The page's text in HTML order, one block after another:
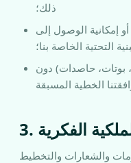
ذلك؛
إمكانية الوصول إلى
التحتية الخاصة بنا؛
بوتات، حاصدات) دون
الفكرية
والشعارات والتخطيط